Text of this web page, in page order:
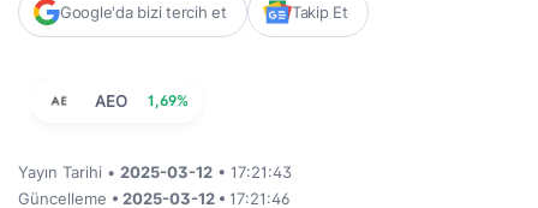
Google'da bizi tercih et Takip Et
AEO 1,69%
Yayın Tarihi • 2025-03-12 • 17:21:43
Güncelleme • 2025-03-12 • 17:21:46